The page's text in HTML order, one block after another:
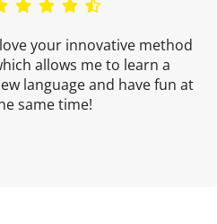
your innovative method
allows me to learn a
language and have fun at
same time!